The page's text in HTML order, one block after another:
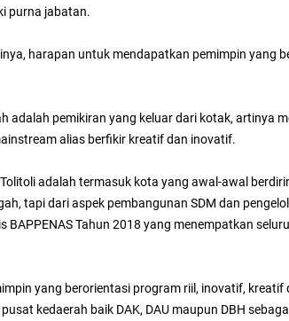
purna jabatan.
harapan untuk mendapatkan pemimpin yang
adalah pemikiran yang keluar dari kotak, artinya
alias berfikir kreatif dan inovatif.
adalah termasuk kota yang awal-awal
tapi dari aspek pembangunan SDM dan
Tahun 2018 yang menempatkan
yang berorientasi program riil, inovatif,
kedaerah baik DAK, DAU maupun DBH